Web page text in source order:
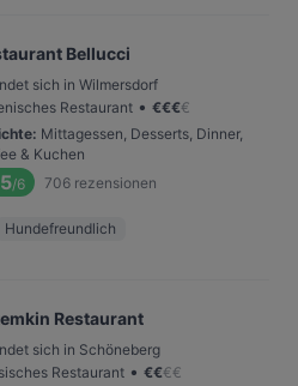
Bellucci
sich in Wilmersdorf
Restaurant • €€€€
: Mittagessen, Desserts, Dinner,
& Kuchen
/6 706 rezensionen
Hundefreundlich
Restaurant
sich in Schöneberg
Restaurant • €€€€